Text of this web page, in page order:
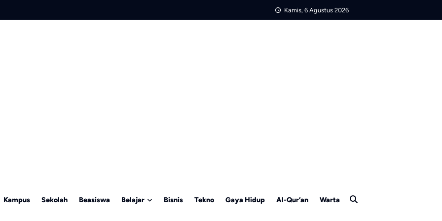
Kamis, 6 Agustus 2026
Kampus Sekolah Beasiswa Belajar Bisnis Tekno Gaya Hidup Al-Qur’an Warta